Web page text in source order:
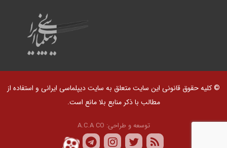
© کلیه حقوق قانونی این سایت متعلق به سایت دیپلماسی ایرانی و استفاده از
مطالب با ذکر منابع بلا مانع است.
توسعه و طراحی: A.C.A CO